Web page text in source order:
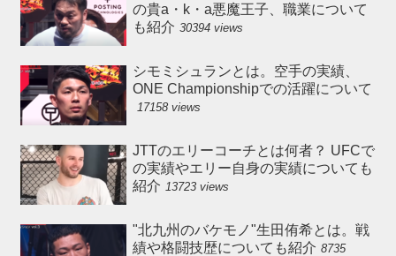
の貴a・k・a悪魔王子、職業について
も紹介 30394 views
シモミシュランとは。空手の実績、
ONE Championshipでの活躍について
17158 views
JTTのエリーコーチとは何者？ UFCで
の実績やエリー自身の実績についても
紹介 13723 views
"北九州のバケモノ"生田侑希とは。戦
績や格闘技歴についても紹介 8735